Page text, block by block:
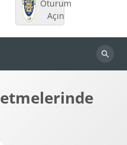
Oturum
Açın
Dersleri